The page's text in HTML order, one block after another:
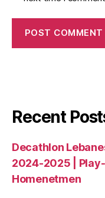
Recent
Decathlon
2024-2025 |
Homenetmen